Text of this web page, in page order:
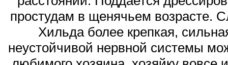
простудам в щенячьем возрасте.
Хильда более крепкая,
неустойчивой нервной системы